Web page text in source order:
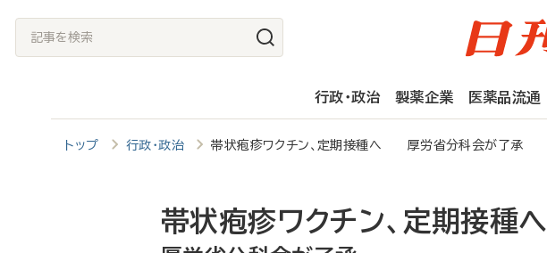
記
事
行政・政治 製薬企業 医薬品流通
トップ 行政・政治 帯状疱疹ワクチン、定期接種へ 厚労省分科会が了承
帯状疱疹ワクチン、定期接種へ